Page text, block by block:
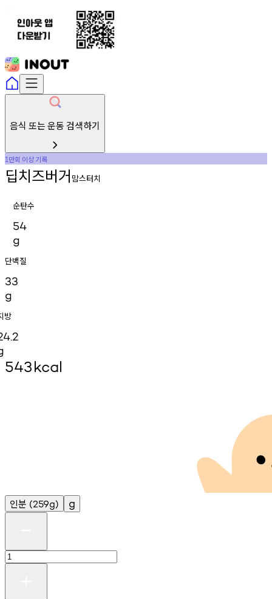
음식 또는 운동 검색하기
1만회 이상기록
딥치즈버거 맘스터치
순탄수
54
g
단백질
33
g
방
543kcal
인분 (259g) g